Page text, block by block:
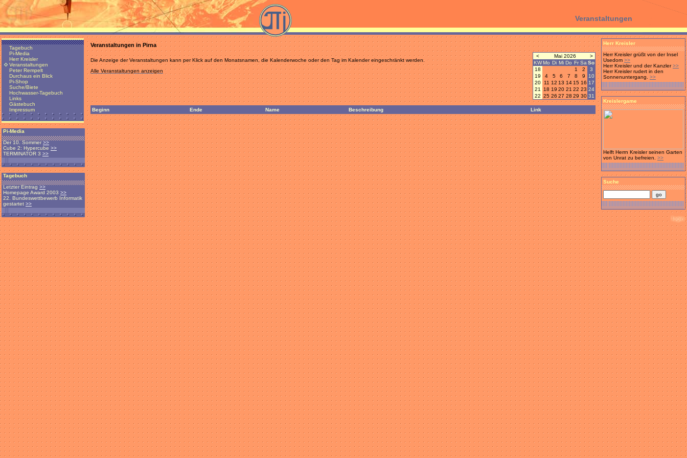
Veranstaltungen
Tagebuch
Pi-Media
Herr Kreisler
Veranstaltungen
Peter Rempelt
Durchaus ein Blick
Pi-Shop
Suche/Biete
Hochwasser-Tagebuch
Links
Gästebuch
Impressum
Pi-Media
Der 10. Sommer >>
Cube 2: Hypercube >>
TERMINATOR 3 >>
Tagebuch
Letzter Eintrag>>
Homepage Award 2003 >>
22. Bundeswettbewerb Informatik
gestartet >>
Veranstaltungen in Pirna
Die Anzeige der Veranstaltungen kann per Klick auf den Monatsnamen, die Kalenderwoche oder den Tag im Kalender eingeschränkt werden.
Alle Veranstaltungen anzeigen
< Mai 2026
>
KWMo Di Mi Do Fr Sa So
18
1 2
3
19
4 5 6 7 8 9
10
20
11 12 13 14 15 16 17
21
18 19 20 21 22 23 24
22 25 26 27 28 29 30 31
Beginn Ende Name Beschreibung Link
Herr Kreisler
Herr Kreisler grüßt von der Insel
Usedom >>
Herr Kreisler und der Kanzler>>
Herr Kreisler rudert in den
Sonnenuntergang. >>
Kreislergame
Helft Herrn Kreisler seinen Garten
von Unrat zu befreien. >>
Suche